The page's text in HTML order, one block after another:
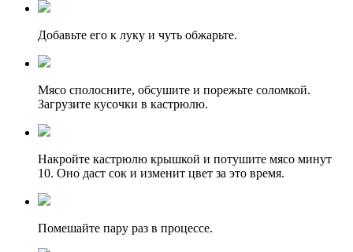
Добавьте его к луку и чуть обжарьте.
Мясо сполосните, обсушите и порежьте соломкой.
Загрузите кусочки в кастрюлю.
Накройте кастрюлю крышкой и потушите мясо минут
10. Оно даст сок и изменит цвет за это время.
Помешайте пару раз в процессе.